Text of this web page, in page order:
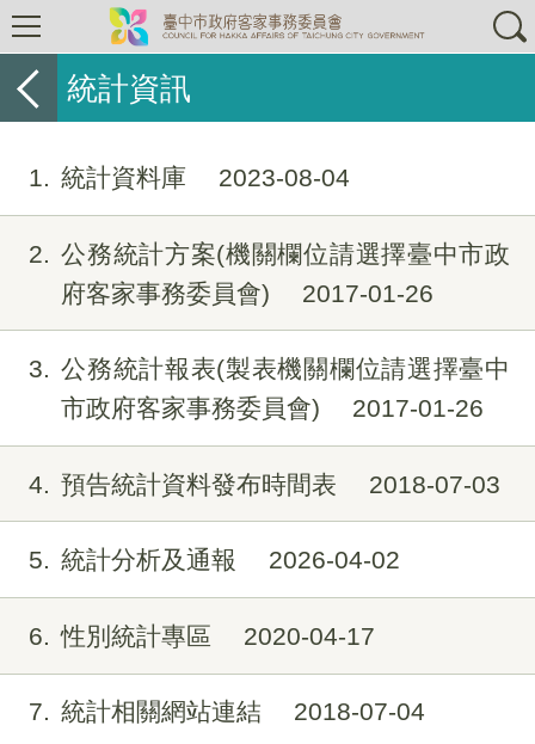
統計資訊
1 統計資料庫 2023-08-04
2
公務統計方案(機關欄位請選擇臺中市政
府客家事務委員會)
2017-01-26
3
公務統計報表(製表機關欄位請選擇臺中
市政府客家事務委員會)
2017-01-26
4 預告統計資料發布時間表 2018-07-03
5 統計分析及通報 2026-04-02
6 性別統計專區 2020-04-17
7 統計相關網站連結 2018-07-04